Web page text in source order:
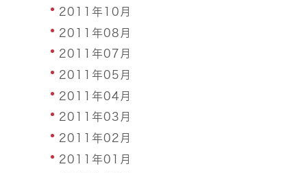
2011年10月
2011年08月
2011年07月
2011年05月
2011年04月
2011年03月
2011年02月
2011年01月